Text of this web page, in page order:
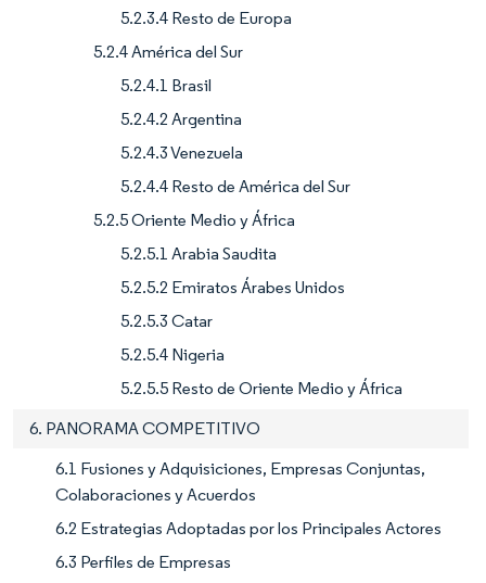
5.2.3.4 Resto de Europa
5.2.4 América del Sur
5.2.4.1 Brasil
5.2.4.2 Argentina
5.2.4.3 Venezuela
5.2.4.4 Resto de América del Sur
5.2.5 Oriente Medio y África
5.2.5.1 Arabia Saudita
5.2.5.2 Emiratos Árabes Unidos
5.2.5.3 Catar
5.2.5.4 Nigeria
5.2.5.5 Resto de Oriente Medio y África
6. PANORAMA COMPETITIVO
6.1 Fusiones y Adquisiciones, Empresas Conjuntas,
Colaboraciones y Acuerdos
6.2 Estrategias Adoptadas por los Principales Actores
6.3 Perfiles de Empresas